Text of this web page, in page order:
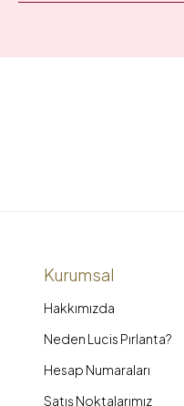
Kurumsal
Hakkımızda
Neden Lucis Pırlanta?
Hesap Numaraları
Satış Noktalarımız